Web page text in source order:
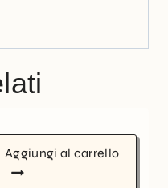
Aggiungi al carrello